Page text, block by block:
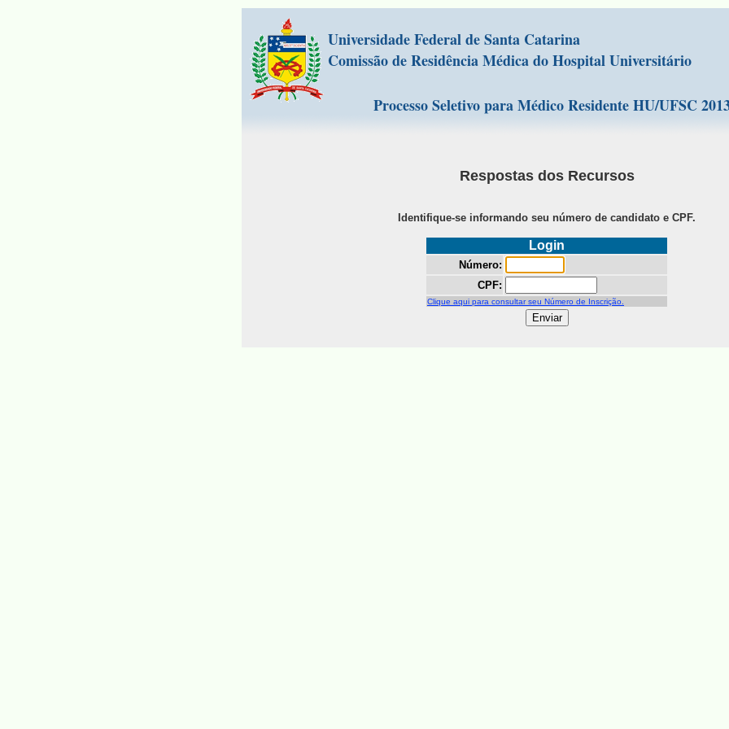
Universidade Federal de Santa Catarina
Comissão de Residência Médica do Hospital Universitário
Processo Seletivo para Médico Residente HU/UFSC
Respostas dos Recursos
Identifique-se informando seu número de candidato e CPF.
Login
Número:
CPF:
Clique aqui para consultar seu Número de Inscrição.